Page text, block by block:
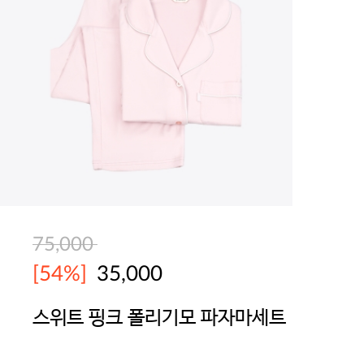
파자마 20%(8.5~31) / 구매금액 제
75,000
[54%] 35,000
스위트 핑크 폴리기모 파자마세트